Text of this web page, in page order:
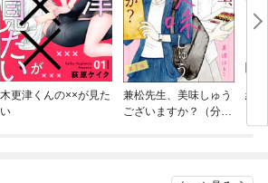
木更津くんの××が見た
い
兼松先生、美味しゅう
ございますか？（分冊
結